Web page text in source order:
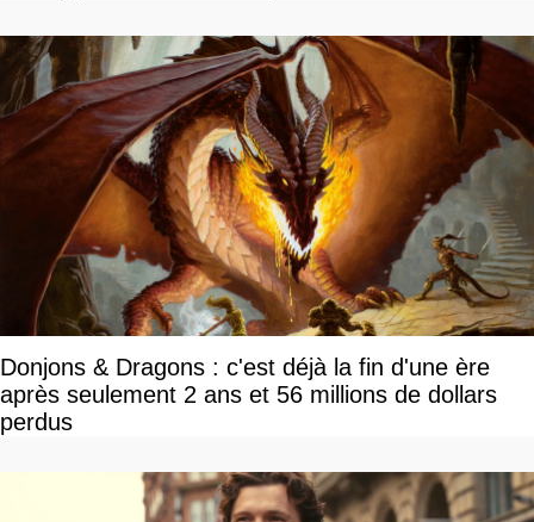
Donjons & Dragons : c'est déjà la fin d'une ère
après seulement 2 ans et 56 millions de dollars
perdus